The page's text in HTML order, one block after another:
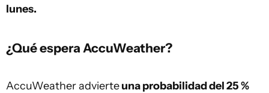
lunes.
¿Qué espera AccuWeather?
AccuWeather advierteuna probabilidad del 25 %